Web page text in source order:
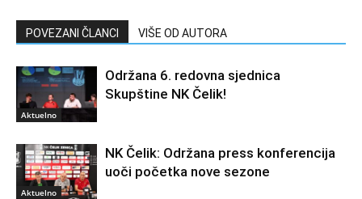
POVEZANI ČLANCI VIŠE OD AUTORA
Aktuelno
Održana 6. redovna sjednica
Skupštine NK Čelik!
Aktuelno
NK Čelik: Održana press konferencija
uoči početka nove sezone